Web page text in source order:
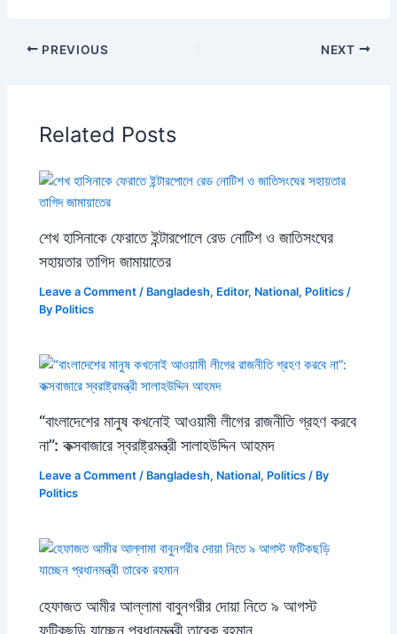
PREVIOUS NEXT
Related Posts
শেখ হাসিনাকে ফেরাতে ইন্টারপোলে রেড নোটিশ ও জাতিসংঘের
সহায়তার তাগিদ জামায়াতের
Leave a Comment / Bangladesh, Editor, National, Politics /
By Politics
“বাংলাদেশের মানুষ কখনোই আওয়ামী লীগের রাজনীতি গ্রহণ করবে
না”: কক্সবাজারে স্বরাষ্ট্রমন্ত্রী সালাহউদ্দিন আহমদ
Leave a Comment / Bangladesh, National, Politics / By
Politics
হেফাজত আমীর আল্লামা বাবুনগরীর দোয়া নিতে ৯ আগস্ট
ফটিকছড়ি যাচ্ছেন প্রধানমন্ত্রী তারেক রহমান